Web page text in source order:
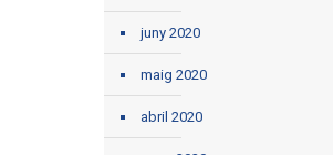
juny 2020
maig 2020
abril 2020